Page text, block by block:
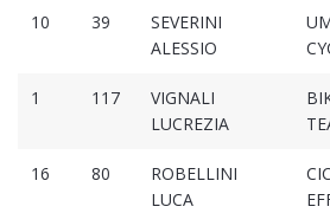
10 39
SEVERINI
ALESSIO
1 117
VIGNALI
LUCREZIA
16 80
ROBELLINI
LUCA